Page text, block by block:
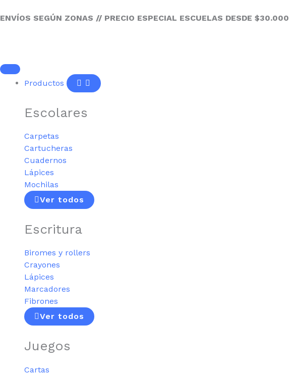
al
ENVÍOS SEGÚN ZONAS // PRECIO ESPECIAL ESCUELAS DESDE $30.000
Productos
Productos
Productos
Escolares
Carpetas
Cartucheras
Cuadernos
Lápices
Mochilas
Ver todos
Escritura
Biromes y rollers
Crayones
Lápices
Marcadores
Fibrones
Ver todos
Juegos
Cartas